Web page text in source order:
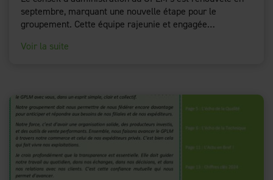
septembre, marquant une nouvelle étape pour le
groupement. Cette équipe rajeunie et engagée…
Voir la suite